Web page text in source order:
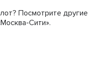
Посмотрите другие
Сити».